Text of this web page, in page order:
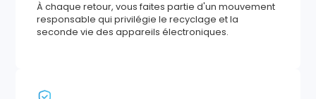
À chaque retour, vous faites partie d'un mouvement
responsable qui privilégie le recyclage et la
seconde vie des appareils électroniques.